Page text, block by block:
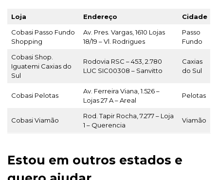
Loja Endereço
Cidade
Cobasi Passo Fundo
Shopping
Av. Pres. Vargas, 1610 Lojas
18/19 – Vl. Rodrigues
Passo
Fundo
Cobasi Shop.
Iguatemi Caxias do
Sul
Rodovia RSC – 453, 2.780
LUC SIC00308 – Sanvitto
Caxias
do Sul
Cobasi Pelotas
Av. Ferreira Viana, 1.526 –
Lojas 27 A – Areal
Pelotas
Cobasi Viamão
Rod. Tapir Rocha, 7.277 – Loja
1 – Querencia
Viamão
Estou em outros estados e